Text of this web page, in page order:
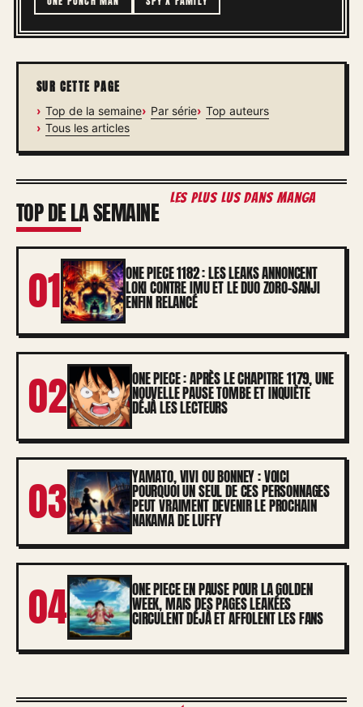
SUR CETTE PAGE
Top de la semaine Par série
Top auteurs
Tous les articles
TOP DE LA SEMAINE les plus lus dans Manga
01 ONE PIECE 1182 : LES LEAKS ANNONCENT
LOKI CONTRE IMU ET LE DUO ZORO-SANJI
ENFIN RELANCÉ
02 ONE PIECE : APRÈS LE CHAPITRE 1179, UNE
NOUVELLE PAUSE TOMBE ET INQUIÈTE
DÉJÀ LES LECTEURS
03 YAMATO, VIVI OU BONNEY : VOICI
POURQUOI UN SEUL DE CES PERSONNAGES
PEUT VRAIMENT DEVENIR LE PROCHAIN
NAKAMA DE LUFFY
04 ONE PIECE EN PAUSE POUR LA GOLDEN
WEEK, MAIS DES PAGES LEAKÉES
CIRCULENT DÉJÀ ET AFFOLENT LES FANS